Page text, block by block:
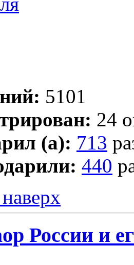
5101
24
(а): 713
440
России и